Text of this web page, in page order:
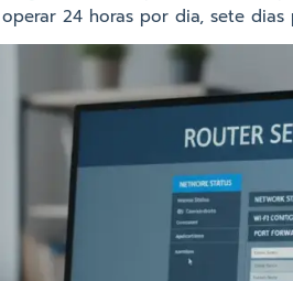
24 horas por dia, sete dias